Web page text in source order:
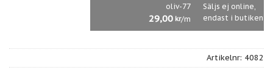
oliv-77
29,00 kr/m
Säljs ej online,
endast i butiken
Artikelnr: 4082